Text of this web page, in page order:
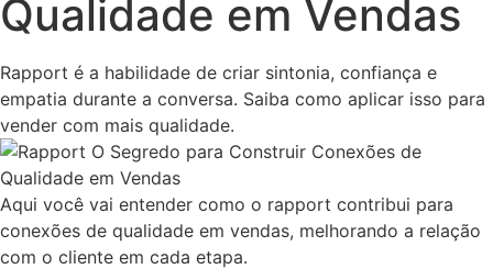
Qualidade em Vendas
Rapport é a habilidade de criar sintonia, confiança e
empatia durante a conversa. Saiba como aplicar isso para
vender com mais qualidade.
Aqui você vai entender como o rapport contribui para
conexões de qualidade em vendas, melhorando a relação
com o cliente em cada etapa.